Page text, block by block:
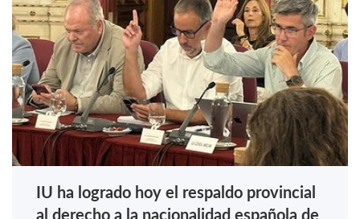
IU ha logrado hoy el respaldo provincial